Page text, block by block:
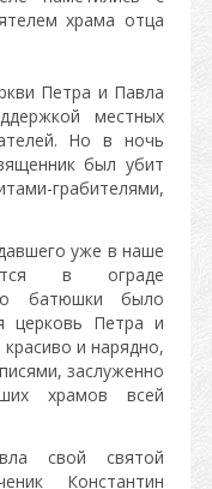
храма отца
Петра и Павла
местных
Но в ночь
был убит
грабителями,
уже в наше
в ограде
батюшки было
церковь Петра и
и нарядно,
заслуженно
храмов всей
свой святой
Константин